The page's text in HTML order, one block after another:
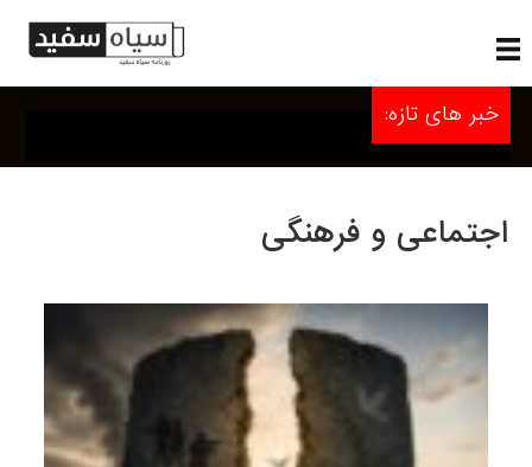
خبر های تازه:
اجتماعی و فرهنگی